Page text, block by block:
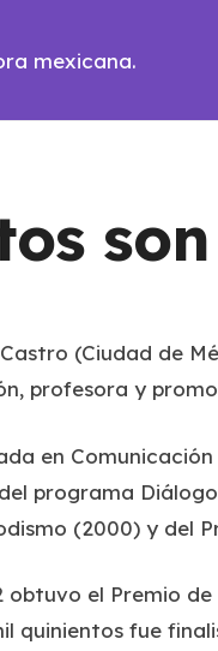
mexicana.
(Ciudad de
profesora y
en
programa
(2000) y del
obtuvo el Premio
quinientos fue